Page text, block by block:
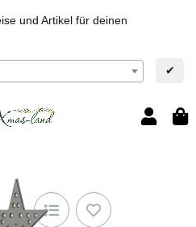
und Artikel für deinen
✔